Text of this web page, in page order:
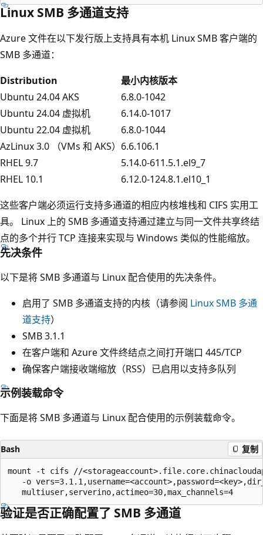
Linux SMB 多通道支持
Azure 文件在以下发行版上支持具有本机 Linux SMB 客户端的
SMB 多通道：
Distribution
最小内核版本
Ubuntu 24.04 AKS
6.8.0-1042
Ubuntu 24.04 虚拟机
6.14.0-1017
Ubuntu 22.04 虚拟机
6.8.0-1044
AzLinux 3.0 （VMs 和 AKS） 6.6.106.1
RHEL 9.7
5.14.0-611.5.1.el9_7
RHEL 10.1
6.12.0-124.8.1.el10_1
这些客户端必须运行支持多通道的相应内核堆栈和 CIFS 实用工
具。 Linux 上的 SMB 多通道支持通过建立与同一文件共享终结
点的多个并行 TCP 连接来实现与 Windows 类似的性能缩放。
先决条件
以下是将 SMB 多通道与 Linux 配合使用的先决条件。
启用了 SMB 多通道支持的内核（请参阅 Linux SMB 多通
道支持）
SMB 3.1.1
在客户端和 Azure 文件终结点之间打开端口 445/TCP
确保客户端接收端缩放（RSS）已启用以支持多队列
示例装载命令
下面是将 SMB 多通道与 Linux 配合使用的示例装载命令。
Bash 复制
mount -t cifs //
-o
验证是否正确配置了 SMB 多通道